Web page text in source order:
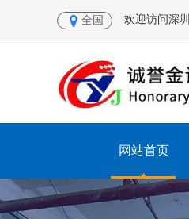
全国 欢迎访问深
网站首页